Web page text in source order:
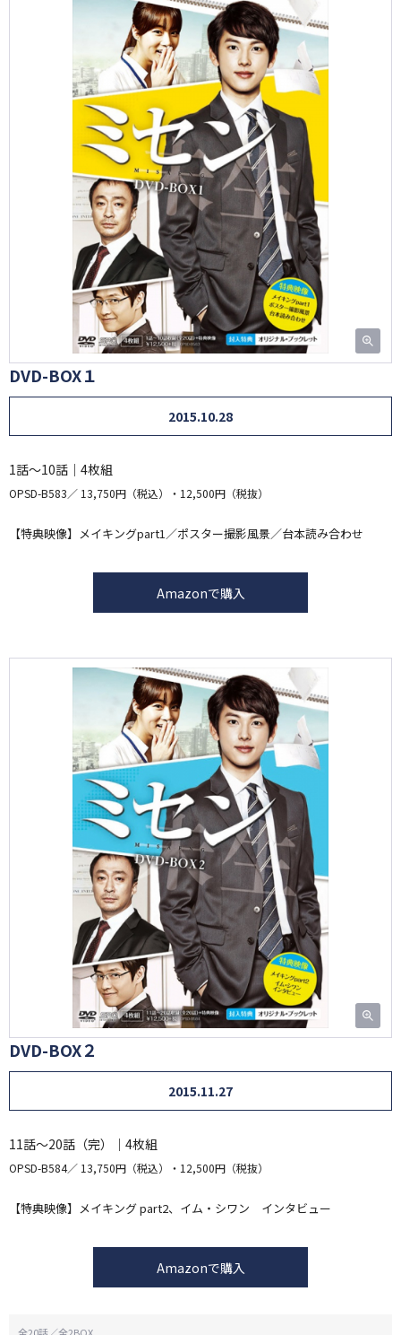
DVD-BOX１
2015.10.28
1話～10話｜4枚組
OPSD-B583 13,750円（税込）・12,500円（税抜）
【特典映像】メイキングpart1／ポスター撮影風景／台本読み合わせ
Amazonで購入
DVD-BOX２
2015.11.27
11話～20話（完）｜4枚組
OPSD-B584 13,750円（税込）・12,500円（税抜）
【特典映像】メイキング part2、イム・シワン インタビュー
Amazonで購入